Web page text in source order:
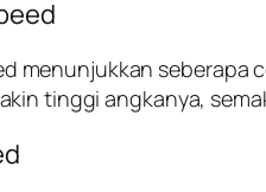
menunjukkan seberapa
tinggi angkanya,